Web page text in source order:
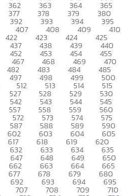
362 363 364 365
377 378 379 380
392 393 394 395
407 408 409 410
422 423 424 425
437 438 439 440
452 453 454 455
467 468 469 470
482 483 484 485
497 498 499 500
512 513 514 515
527 528 529 530
542 543 544 545
557 558 559 560
572 573 574 575
587 588 589 590
602 603 604 605
617 618 619 620
632 633 634 635
647 648 649 650
662 663 664 665
677 678 679 680
692 693 694 695
707 708 709 710